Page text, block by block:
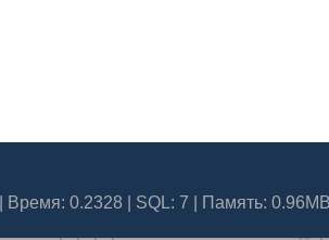
Время: 0.2328 | SQL: 7 | Память: 0.96MB